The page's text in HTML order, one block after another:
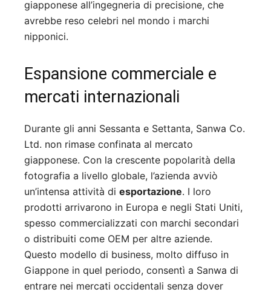
giapponese all’ingegneria di precisione, che
avrebbe reso celebri nel mondo i marchi
nipponici.
Espansione commerciale e
mercati internazionali
Durante gli anni Sessanta e Settanta, Sanwa Co.
Ltd. non rimase confinata al mercato
giapponese. Con la crescente popolarità della
fotografia a livello globale, l’azienda avviò
un’intensa attività di esportazione. I loro
prodotti arrivarono in Europa e negli Stati Uniti,
spesso commercializzati con marchi secondari
o distribuiti come OEM per altre aziende.
Questo modello di business, molto diffuso in
Giappone in quel periodo, consentì a Sanwa di
entrare nei mercati occidentali senza dover